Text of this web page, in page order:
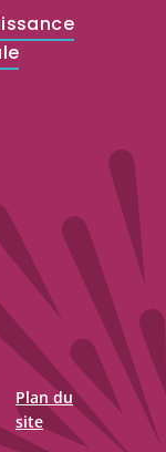
Plan du
site